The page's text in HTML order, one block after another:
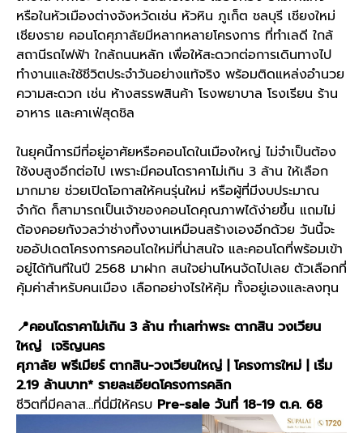
หรือในหัวเมืองต่างจังหวัดเช่น หัวหิน ภูเก็ต ชลบุรี เชียงใหม่
เชียงราย คอนโดศุภาลัยมีหลากหลายโครงการ ที่ทำเลดี ใกล้
สถานีรถไฟฟ้า ใกล้ถนนหลัก เพื่อให้สะดวกต่อการเดินทางไป
ทำงานและใช้ชีวิตประจำวันอย่างแท้จริง พร้อมติดแหล่งอำนวย
ความสะดวก เช่น ห้างสรรพสินค้า โรงพยาบาล โรงเรียน ร้าน
อาหาร และคาเฟ่สุดชิล
ในยุคนี้การมีที่อยู่อาศัยหรือคอนโดในเมืองใหญ่ ไม่จำเป็นต้อง
ใช้งบสูงอีกต่อไป เพราะมีคอนโดราคาไม่เกิน 3 ล้าน ให้เลือก
มากมาย ช่วยเปิดโอกาสให้คนรุ่นใหม่ หรือผู้ที่มีงบประมาณ
จำกัด ก็สามารถเป็นเจ้าของคอนโดคุณภาพได้ง่ายขึ้น แถมไม่
ต้องคอยกังวลว่าช่างทิ้งงานเหมือนสร้างเองอีกด้วย วันนี้จะ
ขออัปเดตโครงการคอนโดใหม่ที่น่าสนใจ และคอนโดที่พร้อมเข้า
อยู่ได้ทันทีในปี 2568 มาฝาก สนใจย่านไหนจัดไปเลย ตัวเลือกที่
คุ้มค่าสำหรับคนเมือง เลือกอย่างไรให้คุ้ม ทั้งอยู่เองและลงทุน
📍คอนโดราคาไม่เกิน 3 ล้าน ทำเลท่าพระ ตากสิน วงเวียน
ใหญ่ เจริญนคร
ศุภาลัย พรีเมียร์ ตากสิน-วงเวียนใหญ่ | โครงการใหม่ | เริ่ม
2.19 ล้านบาท* รายละเอียดโครงการคลิก
ชีวิตที่มีคลาส…ที่นี่มีให้ครบ Pre-sale วันที่ 18-19 ต.ค. 68